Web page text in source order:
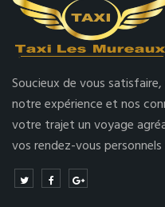
Soucieux de vous
notre expérience et nos
votre trajet un voyage
vos rendez-vous